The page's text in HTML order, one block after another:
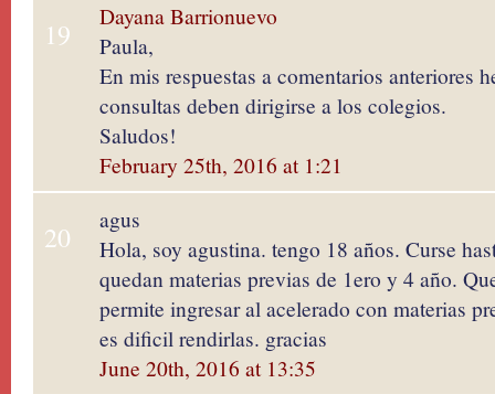
19
Dayana Barrionuevo
Paula,
En mis respuestas a comentarios anteriores
consultas deben dirigirse a los colegios.
Saludos!
February 25th, 2016 at 1:21
20
agus
Hola, soy agustina. tengo 18 años. Curse
quedan materias previas de 1ero y 4 año.
permite ingresar al acelerado con materias
es dificil rendirlas. gracias
June 20th, 2016 at 13:35